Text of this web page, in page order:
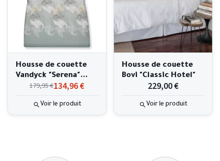
Housse de couette
Vandyck "Serena"
240x220cm134,96 €
179,95 €
Voir le produit
Housse de couette
Bovi "Classic Hotel"
229,00 €
Voir le produit